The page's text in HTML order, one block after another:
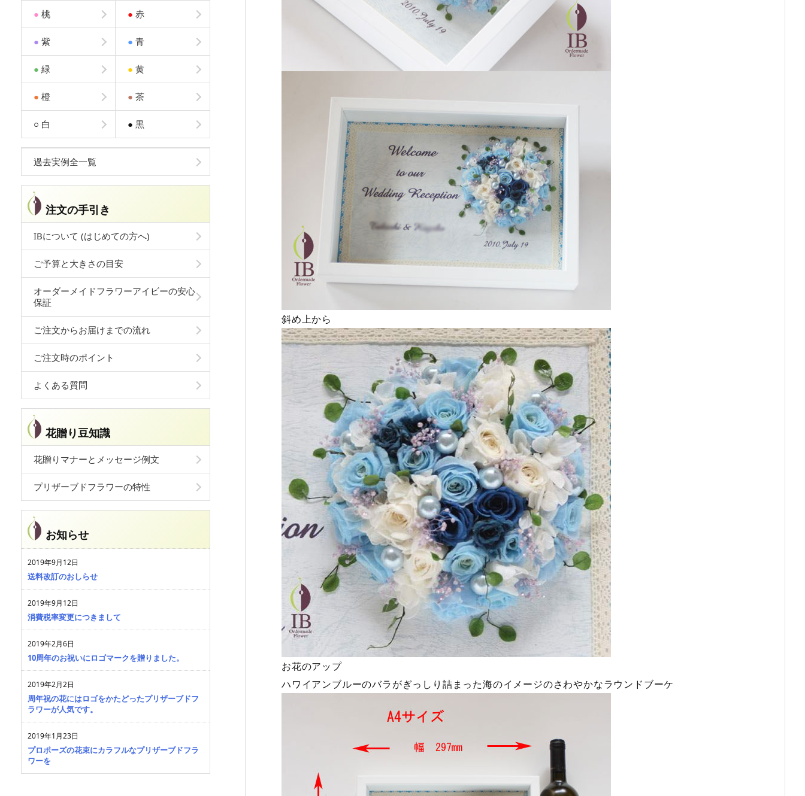
斜め上から
お花のアップ
ハワイアンブルーのバラがぎっしり詰まった海のイメージのさわやかなラウンドブーケ
● 桃 ● 赤
● 紫 ● 青
● 緑 ● 黄
● 橙 ● 茶
○ 白 ● 黒
過去実例全一覧
注文の手引き
IBについて (はじめての方へ)
ご予算と大きさの目安
オーダーメイドフラワーアイビーの安心
保証
ご注文からお届けまでの流れ
ご注文時のポイント
よくある質問
花贈り豆知識
花贈りマナーとメッセージ例文
プリザーブドフラワーの特性
お知らせ
2019年9月12日
送料改訂のおしらせ
2019年9月12日
消費税率変更につきまして
2019年2月6日
10周年のお祝いにロゴマークを贈りました。
2019年2月2日
周年祝の花にはロゴをかたどったプリザーブドフ
ラワーが人気です。
2019年1月23日
プロポーズの花束にカラフルなプリザーブドフラ
ワーを